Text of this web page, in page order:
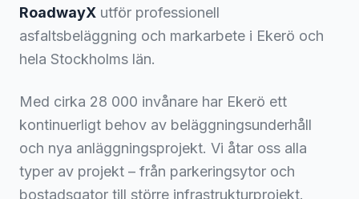
RoadwayX utför professionell
asfaltsbeläggning och markarbete i Ekerö och
hela Stockholms län.
Med cirka 28 000 invånare har Ekerö ett
kontinuerligt behov av beläggningsunderhåll
och nya anläggningsprojekt. Vi åtar oss alla
typer av projekt – från parkeringsytor och
bostadsgator till större infrastrukturprojekt.